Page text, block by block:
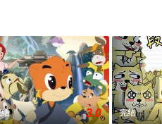
视猫或剧情网等平台了
结 3.0 完结